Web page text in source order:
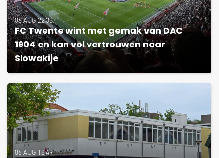
06 AUG 22:33
FC Twente wint met gemak van DAC
1904 en kan vol vertrouwen naar
Slowakije
06 AUG 18:49